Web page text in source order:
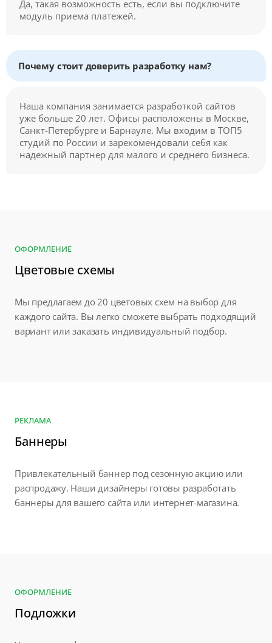
Да, такая возможность есть, если вы подключите
модуль приема платежей.
Почему стоит доверить разработку нам?
Наша компания занимается разработкой сайтов
уже больше 20 лет. Офисы расположены в Москве,
Санкт-Петербурге и Барнауле. Мы входим в ТОП5
студий по России и зарекомендовали себя как
надежный партнер для малого и среднего бизнеса.
ОФОРМЛЕНИЕ
Цветовые схемы
Мы предлагаем до 20 цветовых схем на выбор для
каждого сайта. Вы легко сможете выбрать подходящий
вариант или заказать индивидуальный подбор.
РЕКЛАМА
Баннеры
Привлекательный баннер под сезонную акцию или
распродажу. Наши дизайнеры готовы разработать
баннеры для вашего сайта или интернет-магазина.
ОФОРМЛЕНИЕ
Подложки